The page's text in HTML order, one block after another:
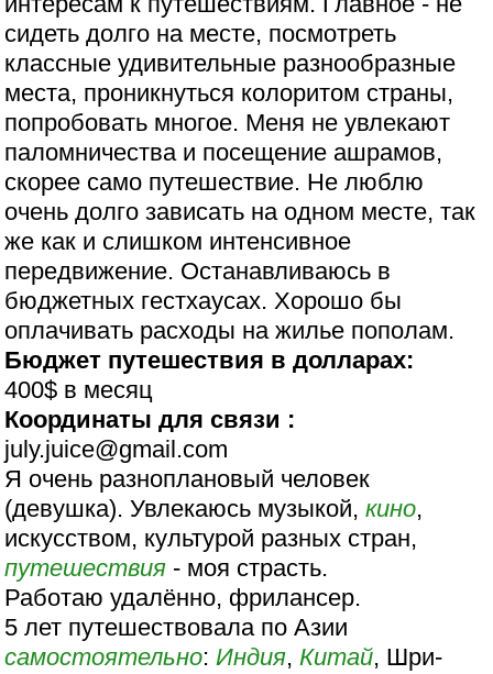
сидеть долго на месте, посмотреть
классные удивительные разнообразные
места, проникнуться колоритом страны,
попробовать многое. Меня не увлекают
паломничества и посещение ашрамов,
скорее само путешествие. Не люблю
очень долго зависать на одном месте, так
же как и слишком интенсивное
передвижение. Останавливаюсь в
бюджетных гестхаусах. Хорошо бы
оплачивать расходы на жилье пополам.
Бюджет путешествия в долларах:
400$ в месяц
Координаты для связи :
july.juice@gmail.com
Я очень разноплановый человек
(девушка). Увлекаюсь музыкой,кино,
искусством, культурой разных стран,
путешествия - моя страсть.
Работаю удалённо, фрилансер.
5 лет путешествовала по Азии
самостоятельно:Индия,Китай, Шри-